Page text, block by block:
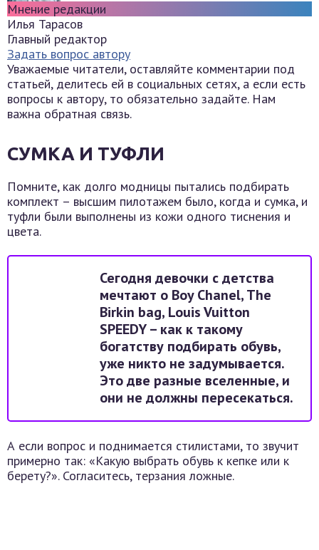
Мнение редакции
Илья Тарасов
Главный редактор
Задать вопрос автору
Уважаемые читатели, оставляйте комментарии под
статьей, делитесь ей в социальных сетях, а если есть
вопросы к автору, то обязательно задайте. Нам
важна обратная связь.
СУМКА И ТУФЛИ
Помните, как долго модницы пытались подбирать
комплект – высшим пилотажем было, когда и сумка, и
туфли были выполнены из кожи одного тиснения и
цвета.
Сегодня девочки с детства
мечтают о Boy Chanel, The
Birkin bag, Louis Vuitton
SPEEDY – как к такому
богатству подбирать обувь,
уже никто не задумывается.
Это две разные вселенные, и
они не должны пересекаться.
А если вопрос и поднимается стилистами, то звучит
примерно так: «Какую выбрать обувь к кепке или к
берету?». Согласитесь, терзания ложные.